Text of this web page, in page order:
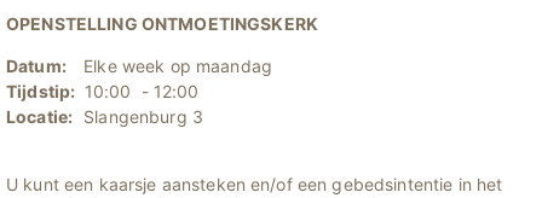
OPENSTELLING ONTMOETINGSKERK
Datum:
Elke week op maandag
Tijdstip: 10:00 - 12:00
Locatie: Slangenburg 3
U kunt een kaarsje aansteken en/of een gebedsintentie in het